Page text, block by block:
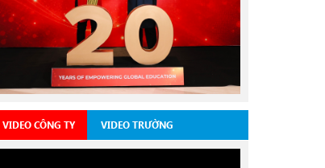
VIDEO CÔNG TY VIDEO TRƯỜNG